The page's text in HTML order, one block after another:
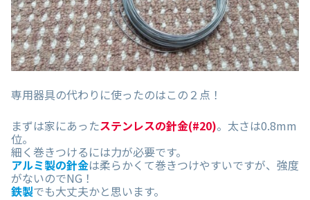
専用器具の代わりに使ったのはこの２点！
まずは家にあったステンレスの針金(#20)。太さは0.8mm
位。
細く巻きつけるには力が必要です。
アルミ製の針金は柔らかくて巻きつけやすいですが、強度
がないのでNG！
鉄製でも大丈夫かと思います。